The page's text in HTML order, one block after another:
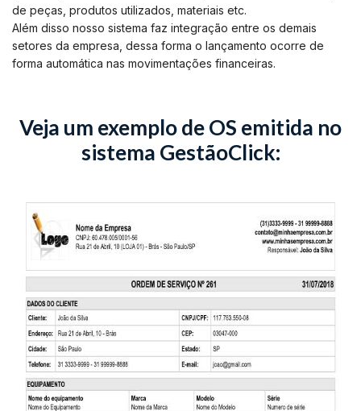
de peças, produtos utilizados, materiais etc.
Além disso nosso sistema faz integração entre os demais
setores da empresa, dessa forma o lançamento ocorre de
forma automática nas movimentações financeiras.
Veja um exemplo de OS emitida no
sistema GestãoClick: